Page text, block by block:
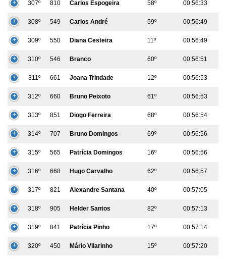
307º 810 Carlos Espogeira 58º 00:56:33
308º 549 Carlos André 59º 00:56:49
309º 550 Diana Cesteira 11º 00:56:49
310º 546 Branco 60º 00:56:51
311º 661 Joana Trindade 12º 00:56:53
312º 660 Bruno Peixoto 61º 00:56:53
313º 851 Diogo Ferreira 68º 00:56:54
314º 707 Bruno Domingos 69º 00:56:56
315º 565 Patrícia Domingos 16º 00:56:56
316º 668 Hugo Carvalho 62º 00:56:57
317º 821 Alexandre Santana 40º 00:57:05
318º 905 Helder Santos 82º 00:57:13
319º 841 Patrícia Pinho 17º 00:57:14
320º 450 Mário Vilarinho 15º 00:57:20